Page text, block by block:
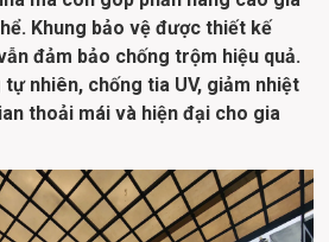
Khung bảo vệ được thiết kế
đảm bảo chống trộm hiệu quả.
nhiên, chống tia UV, giảm nhiệt
thoải mái và hiện đại cho gia